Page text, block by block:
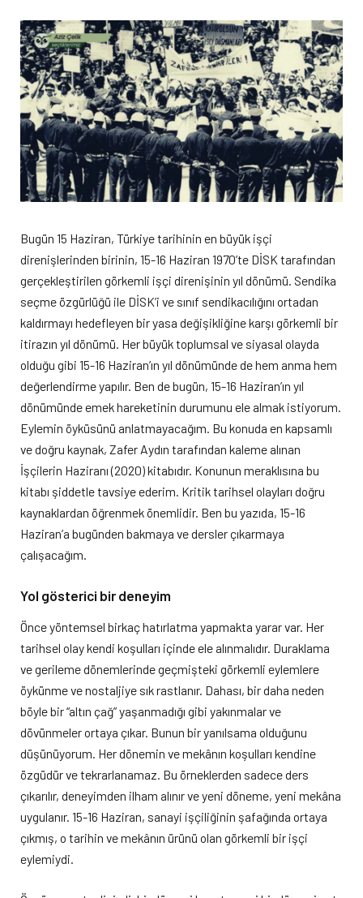
Bugün 15 Haziran, Türkiye tarihinin en büyük işçi
direnişlerinden birinin, 15-16 Haziran 1970’te DİSK tarafından
gerçekleştirilen görkemli işçi direnişinin yıl dönümü. Sendika
seçme özgürlüğü ile DİSK’i ve sınıf sendikacılığını ortadan
kaldırmayı hedefleyen bir yasa değişikliğine karşı görkemli bir
itirazın yıl dönümü. Her büyük toplumsal ve siyasal olayda
olduğu gibi 15-16 Haziran’ın yıl dönümünde de hem anma hem
değerlendirme yapılır. Ben de bugün, 15-16 Haziran’ın yıl
dönümünde emek hareketinin durumunu ele almak istiyorum.
Eylemin öyküsünü anlatmayacağım. Bu konuda en kapsamlı
ve doğru kaynak, Zafer Aydın tarafından kaleme alınan
İşçilerin Haziranı (2020) kitabıdır. Konunun meraklısına bu
kitabı şiddetle tavsiye ederim. Kritik tarihsel olayları doğru
kaynaklardan öğrenmek önemlidir. Ben bu yazıda, 15-16
Haziran’a bugünden bakmaya ve dersler çıkarmaya
çalışacağım.
Yol gösterici bir deneyim
Önce yöntemsel birkaç hatırlatma yapmakta yarar var. Her
tarihsel olay kendi koşulları içinde ele alınmalıdır. Duraklama
ve gerileme dönemlerinde geçmişteki görkemli eylemlere
öykünme ve nostaljiye sık rastlanır. Dahası, bir daha neden
böyle bir “altın çağ” yaşanmadığı gibi yakınmalar ve
dövünmeler ortaya çıkar. Bunun bir yanılsama olduğunu
düşünüyorum. Her dönemin ve mekânın koşulları kendine
özgüdür ve tekrarlanamaz. Bu örneklerden sadece ders
çıkarılır, deneyimden ilham alınır ve yeni döneme, yeni mekâna
uygulanır. 15-16 Haziran, sanayi işçiliğinin şafağında ortaya
çıkmış, o tarihin ve mekânın ürünü olan görkemli bir işçi
eylemiydi.